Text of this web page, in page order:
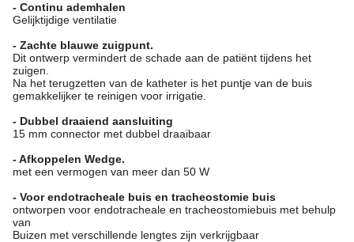
- Continu ademhalen
Gelijktijdige ventilatie
- Zachte blauwe zuigpunt.
Dit ontwerp vermindert de schade aan de patiënt tijdens het
zuigen.
Na het terugzetten van de katheter is het puntje van de buis
gemakkelijker te reinigen voor irrigatie.
- Dubbel draaiend aansluiting
15 mm connector met dubbel draaibaar
- Afkoppelen Wedge.
met een vermogen van meer dan 50 W
- Voor endotracheale buis en tracheostomie buis
ontworpen voor endotracheale en tracheostomiebuis met behulp
van
Buizen met verschillende lengtes zijn verkrijgbaar